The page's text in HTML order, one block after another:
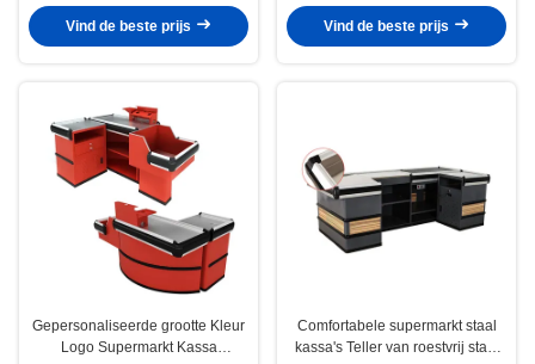
Vind de beste prijs
Vind de beste prijs
Gepersonaliseerde grootte Kleur
Logo Supermarkt Kassa
Comfortabele supermarkt staal
kassa's Teller van roestvrij staal